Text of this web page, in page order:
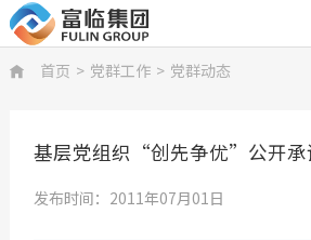
 首页 > 党群工作 > 党群动态
基层党组织“创先争优”公开承
发布时间：2011年07月01日